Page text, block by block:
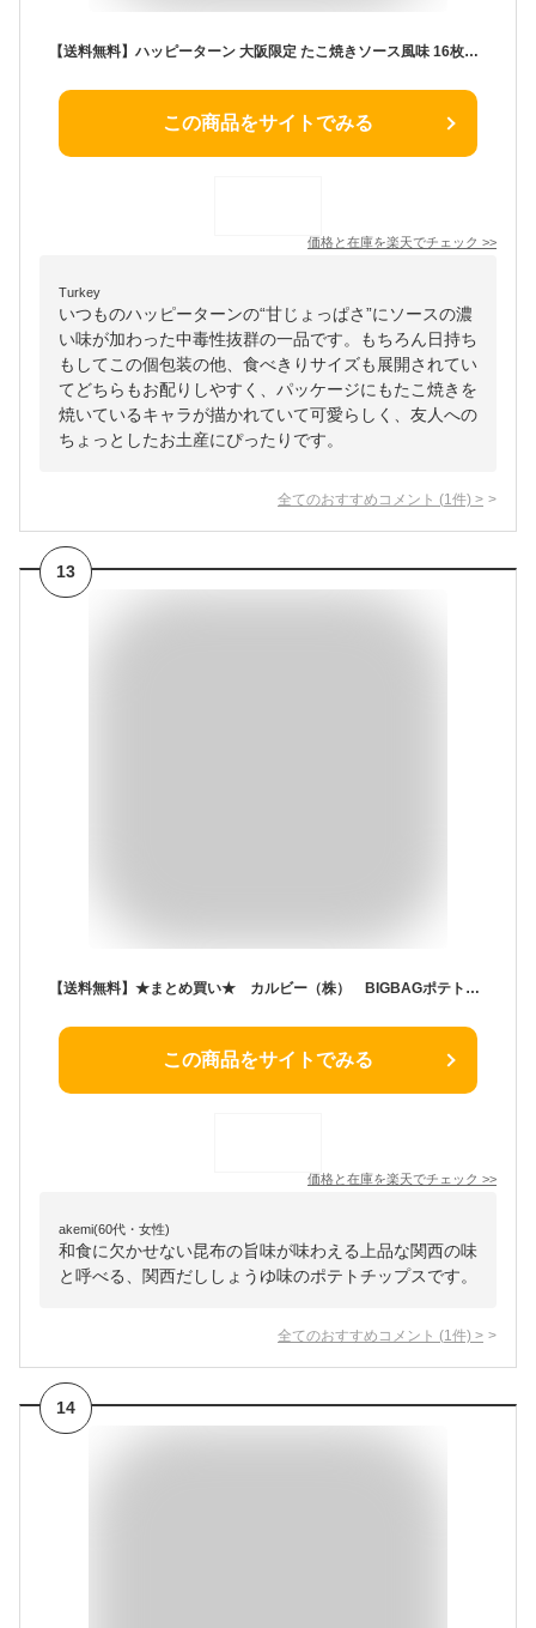
【送料無料】ハッピーターン 大阪限定 たこ焼きソース風味 16枚入 オリジナルポケットティッシュ付 (1個)
この商品をサイトでみる
価格と在庫を楽天でチェック >>
Turkey
いつものハッピーターンの“甘じょっぱさ”にソースの濃
い味が加わった中毒性抜群の一品です。もちろん日持ち
もしてこの個包装の他、食べきりサイズも展開されてい
てどちらもお配りしやすく、パッケージにもたこ焼きを
焼いているキャラが描かれていて可愛らしく、友人への
ちょっとしたお土産にぴったりです。
全てのおすすめコメント (1 件) >
13
【送料無料】★まとめ買い★ カルビー（株） BIGBAGポテトチップス関西だししょうゆ ×12個【イージャパンモール】
この商品をサイトでみる
価格と在庫を楽天でチェック >>
akemi(60代・女性)
和食に欠かせない昆布の旨味が味わえる上品な関西の味
と呼べる、関西だししょうゆ味のポテトチップスです。
全てのおすすめコメント (1 件) >
14